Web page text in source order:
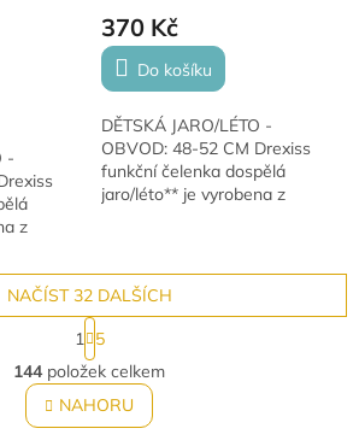
-
z
370 Kč
Do košíku
DĚTSKÁ JARO/LÉTO -
OBVOD: 48-52 CM Drexiss
funkční čelenka dospělá
jaro/léto** je vyrobena z
O
v
l
á
NAČÍST 32 DALŠÍCH
S
t
r
á
n
k
1
5
144položek celkem
NAHORU